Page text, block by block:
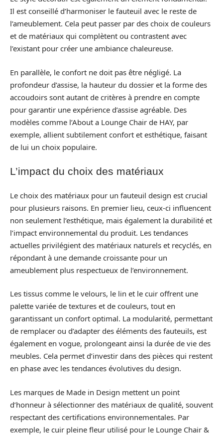
Il est conseillé d’harmoniser le fauteuil avec le reste de
l’ameublement. Cela peut passer par des choix de couleurs
et de matériaux qui complètent ou contrastent avec
l’existant pour créer une ambiance chaleureuse.
En parallèle, le confort ne doit pas être négligé. La
profondeur d’assise, la hauteur du dossier et la forme des
accoudoirs sont autant de critères à prendre en compte
pour garantir une expérience d’assise agréable. Des
modèles comme l’About a Lounge Chair de HAY, par
exemple, allient subtilement confort et esthétique, faisant
de lui un choix populaire.
L’impact du choix des matériaux
Le choix des matériaux pour un fauteuil design est crucial
pour plusieurs raisons. En premier lieu, ceux-ci influencent
non seulement l’esthétique, mais également la durabilité et
l’impact environnemental du produit. Les tendances
actuelles privilégient des matériaux naturels et recyclés, en
répondant à une demande croissante pour un
ameublement plus respectueux de l’environnement.
Les tissus comme le velours, le lin et le cuir offrent une
palette variée de textures et de couleurs, tout en
garantissant un confort optimal. La modularité, permettant
de remplacer ou d’adapter des éléments des fauteuils, est
également en vogue, prolongeant ainsi la durée de vie des
meubles. Cela permet d’investir dans des pièces qui restent
en phase avec les tendances évolutives du design.
Les marques de Made in Design mettent un point
d’honneur à sélectionner des matériaux de qualité, souvent
respectant des certifications environnementales. Par
exemple, le cuir pleine fleur utilisé pour le Lounge Chair &